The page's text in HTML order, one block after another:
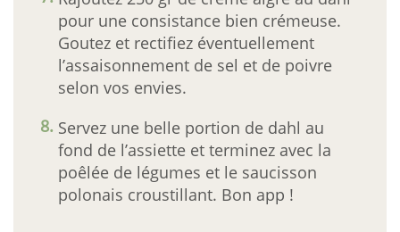
pour une consistance bien crémeuse.
Goutez et rectifiez éventuellement
l’assaisonnement de sel et de poivre
selon vos envies.
Servez une belle portion de dahl au
fond de l’assiette et terminez avec la
poêlée de légumes et le saucisson
polonais croustillant. Bon app !